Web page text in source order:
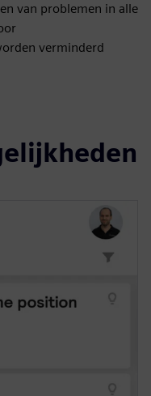
van problemen in alle
verminderd